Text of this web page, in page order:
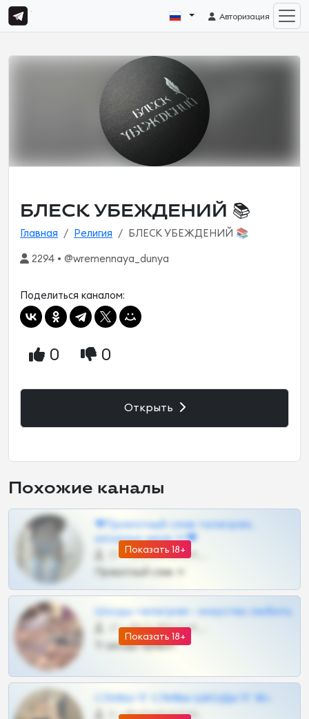
Авторизация
БЛЕСК УБЕЖДЕНИЙ 📚
Главная Религия БЛЕСК УБЕЖДЕНИЙ 📚
2294 • @wremennaya_dunya
Поделиться каналом:
0 0
Открыть
Похожие каналы
Показать 18+
❤Приватный слив телеграм,
шкодных шкур тг❤
57 •
Приватный слив тг
Показать 18+
Шкоды телеграм - искуство любить
27 •
Тг шкоды приват
СЛИВЫ ТГ СЛИВЫ ШКОДЫ ТГ 18+
0 •